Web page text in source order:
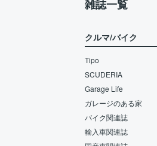
雑誌一覧
クルマ/バイク
Tipo
SCUDERIA
Garage Life
ガレージのある家
バイク関連誌
輸入車関連誌